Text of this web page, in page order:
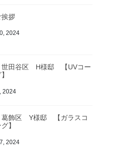
挨拶
2024
田谷区 H様邸 【UVコー
2024
飾区 Y様邸 【ガラスコ
】
2024